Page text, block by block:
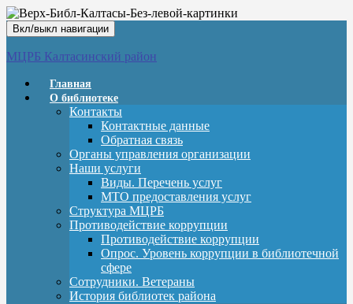
Вкл/выкл навигации
МЦРБ Калтасинский район
Главная
О библиотеке
Контакты
Контактные данные
Обратная связь
Органы управления организации
Наши услуги
Виды. Перечень услуг
МТО предоставления услуг
Структура МЦРБ
Противодействие коррупции
Противодействие коррупции
Опрос. Уровень коррупции в библиотечной
сфере
Сотрудники. Ветераны
История библиотек района